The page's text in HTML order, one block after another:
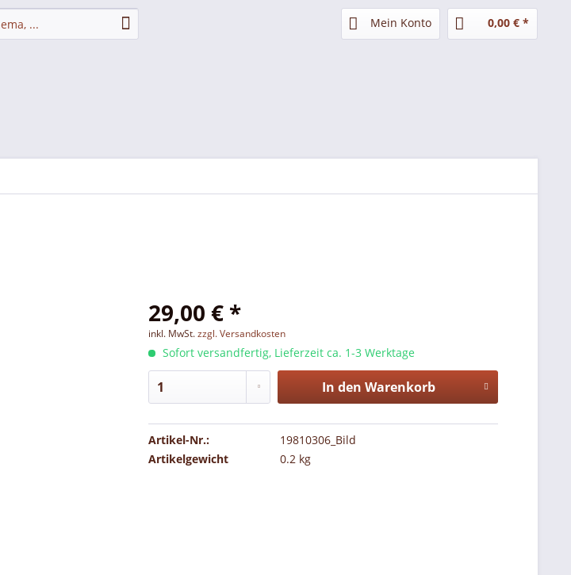
Mein Konto 0,00 € *
29,00 € *
inkl. MwSt.zzgl. Versandkosten
Sofort versandfertig, Lieferzeit ca. 1-3 Werktage
In den Warenkorb
Artikel-Nr.:
19810306_Bild
Artikelgewicht
0.2 kg